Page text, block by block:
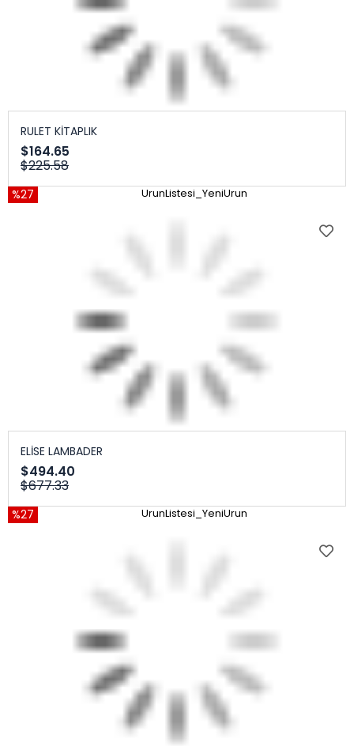
RULET KİTAPLIK
$164.65
$225.58
%27 UrunListesi_YeniUrun
ELİSE LAMBADER
$494.40
$677.33
%27 UrunListesi_YeniUrun